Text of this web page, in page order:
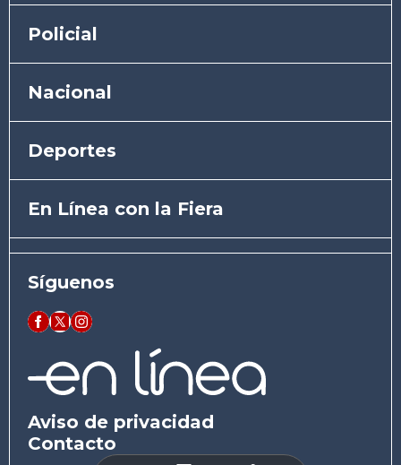
Policial
Nacional
Deportes
En Línea con la Fiera
Síguenos
Aviso de privacidad
Contacto